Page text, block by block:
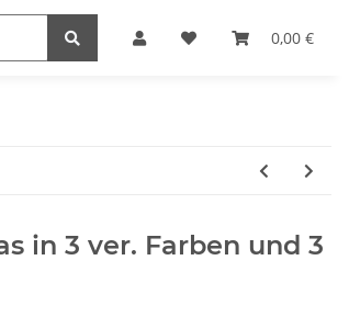
0,00 €
Haushaltswaren
in 3 ver. Farben und 3